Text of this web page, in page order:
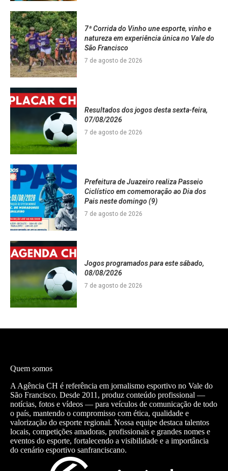
7ª Corrida do Vinho une esporte, vinho e
natureza em experiência única no Vale do
São Francisco
7 de agosto de 2026
Resultados dos jogos desta sexta-feira,
07/08/2026
7 de agosto de 2026
Prefeitura de Juazeiro realiza Passeio
Ciclístico em comemoração ao Dia dos
Pais neste domingo (9)
7 de agosto de 2026
Jogos programados para este sábado,
08/08/2026
7 de agosto de 2026
Quem somos
A Agência CH é referência em jornalismo esportivo no Vale do
São Francisco. Desde 2011, produz conteúdo profissional —
notícias, fotos e vídeos — para veículos de comunicação de todo
o país, mantendo o compromisso com ética, qualidade e
valorização do esporte regional. Nossa equipe destaca talentos
locais, competições amadoras, profissionais e grandes nomes e
eventos do esporte, fortalecendo a visibilidade e a importância
do cenário esportivo sanfranciscano.